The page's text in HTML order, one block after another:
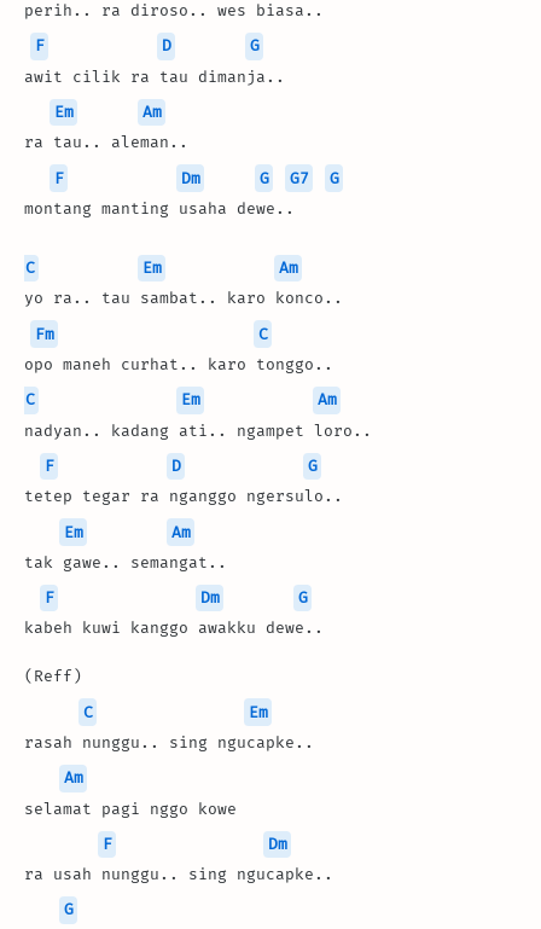
perih.. ra diroso.. wes biasa..
F
D
G
awit cilik ra tau dimanja..
Em
Am
ra tau.. aleman..
F
Dm G G7
G
montang manting usaha dewe..
C Em
Am
yo ra.. tau sambat.. karo konco..
Fm
C
opo maneh curhat.. karo tonggo..
C
Em
Am
nadyan.. kadang ati.. ngampet loro..
F
D
G
tetep tegar ra nganggo ngersulo..
Em
Am
tak gawe.. semangat..
F
Dm
G
kabeh kuwi kanggo awakku dewe..
(Reff)
C
Em
rasah nunggu.. sing ngucapke..
Am
selamat pagi nggo kowe
F
Dm
ra usah nunggu.. sing ngucapke..
G